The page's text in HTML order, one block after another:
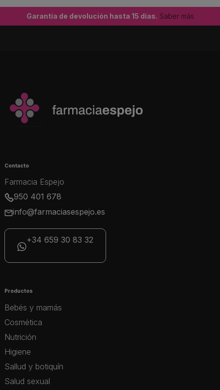
Garantía de devolución hasta 15 días. Saber más
Contacto
Farmacia Espejo
950 401 678
info@farmaciasespejo.es
+34 659 30 83 32
Productos
Bebés y mamás
Cosmética
Nutrición
Higiene
Sallud y botiquín
Salud sexual